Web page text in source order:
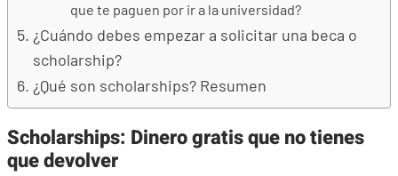
que te paguen por ir a la universidad?
¿Cuándo debes empezar a solicitar una beca o
scholarship?
¿Qué son scholarships? Resumen
Scholarships: Dinero gratis que no tienes
que devolver